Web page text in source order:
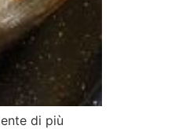
di più